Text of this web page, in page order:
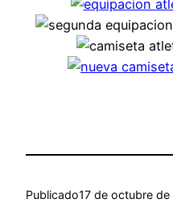
Publicado17 de octubre